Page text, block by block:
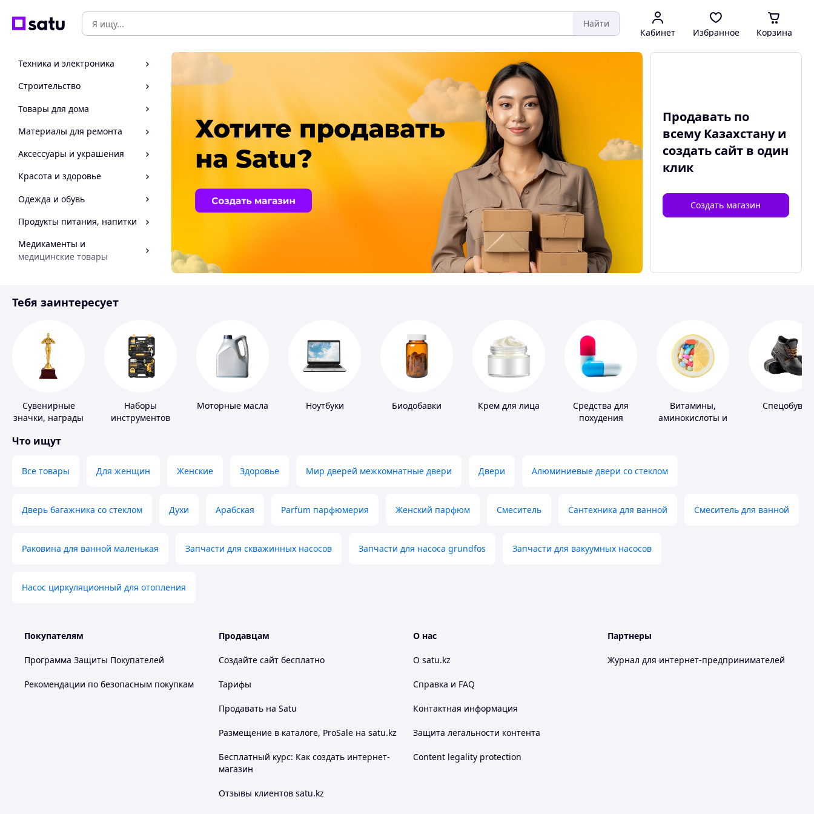
Найти
Кабинет Избранное Корзина
Техника и электроника
Строительство
Товары для дома
Материалы для ремонта
Аксессуары и украшения
Красота и здоровье
Одежда и обувь
Продукты питания, напитки
Медикаменты и
медицинские товары
Инструмент
Продавать по
всему Казахстану и
создать сайтв один
клик
Создать магазин
Тебя заинтересует
Сувенирные
значки, награды
Наборы
инструментов
Моторные масла Ноутбуки Биодобавки Крем для лица
Средства для
похудения
Витамины,
аминокислоты и
Спецобувь
Что ищут
Все товары Для женщин Женские Здоровье Мир дверей межкомнатные двери Двери Алюминиевые двери со стеклом
Дверь багажника со стеклом Духи Арабская Parfum парфюмерия Женский парфюм Смеситель Сантехника для ванной Смеситель для ванной
Раковина для ванной маленькая Запчасти для скважинных насосов Запчасти для насоса grundfos Запчасти для вакуумных насосов
Насос циркуляционный для отопления
Покупателям
Программа Защиты Покупателей
Рекомендации по безопасным покупкам
Продавцам
Создайте сайт бесплатно
Тарифы
Продавать на Satu
Размещение в каталоге, ProSale на satu.kz
Бесплатный курс: Как создать интернет-
магазин
Отзывы клиентов satu.kz
О нас
О satu.kz
Справка и FAQ
Контактная информация
Защита легальности контента
Content legality protection
Партнеры
Журнал для интернет-предпринимателей